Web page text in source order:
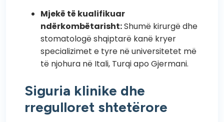
Mjekë të kualifikuar
ndërkombëtarisht:Shumë kirurgë dhe
stomatologë shqiptarë kanë kryer
specializimet e tyre në universitetet më
të njohura në Itali, Turqi apo Gjermani.
Siguria klinike dhe
rregulloret shtetërore